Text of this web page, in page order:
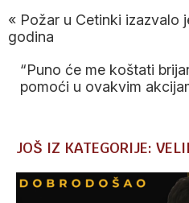
« Požar u Cetinki izazvalo
godina
“Puno će me koštati
pomoći u ovakvim
JOŠ IZ KATEGORIJE: